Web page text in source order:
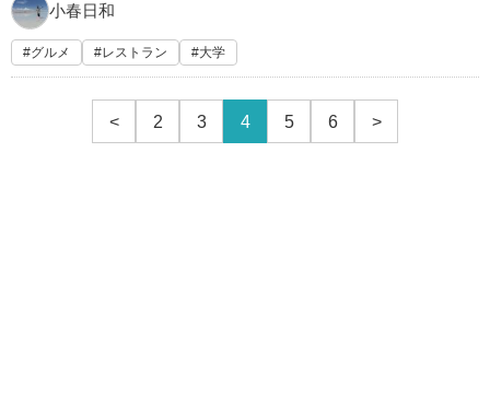
小春日和
グルメ レストラン 大学
< 2 3 4 5 6 >